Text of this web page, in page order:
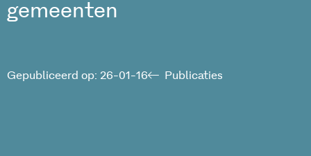
gemeenten
Publicaties
Gepubliceerd op: 26-01-16